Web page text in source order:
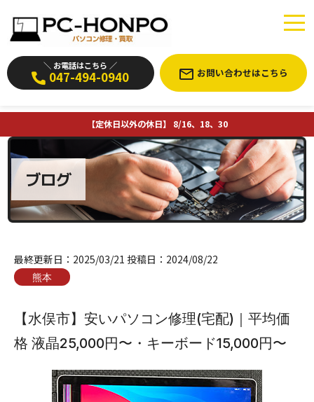
＼ お電話はこちら ／
047-494-0940 お問い合わせはこちら
【定休日以外の休日】 8/16、18、30
ブログ
最終更新日： 2025/03/21 投稿日： 2024/08/22
熊本
【水俣市】安いパソコン修理(宅配)｜平均価
格 液晶25,000円〜・キーボード15,000円〜